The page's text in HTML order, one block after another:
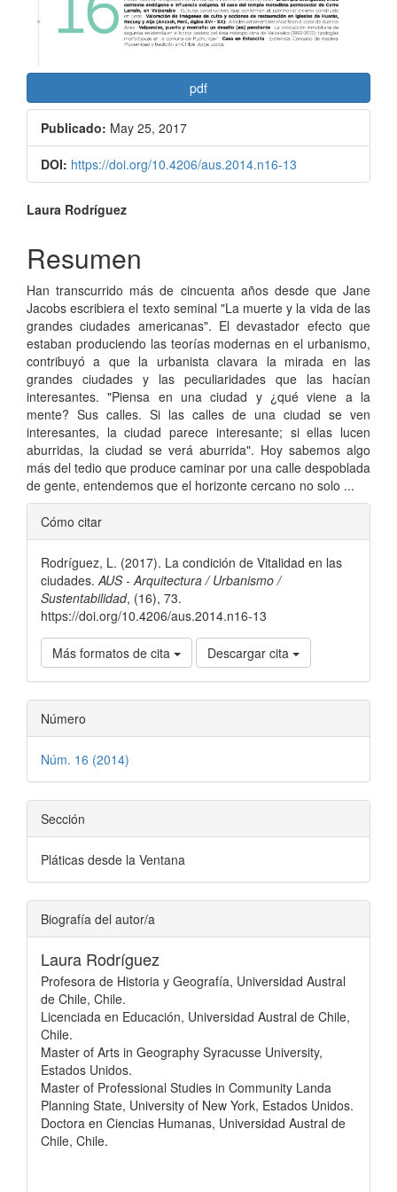
pdf
Publicado: May 25, 2017
DOI: https://doi.org/10.4206/aus.2014.n16-13
Contenido
principal
del
artículo
Laura Rodríguez
Resumen
Han transcurrido más de cincuenta años desde que Jane
Jacobs escribiera el texto seminal "La muerte y la vida de las
grandes ciudades americanas". El devastador efecto que
estaban produciendo las teorías modernas en el urbanismo,
contribuyó a que la urbanista clavara la mirada en las
grandes ciudades y las peculiaridades que las hacían
interesantes. "Piensa en una ciudad y ¿qué viene a la
mente? Sus calles. Si las calles de una ciudad se ven
interesantes, la ciudad parece interesante; si ellas lucen
aburridas, la ciudad se verá aburrida". Hoy sabemos algo
más del tedio que produce caminar por una calle despoblada
de gente, entendemos que el horizonte cercano no solo ...
Detalles
del
artículo
Cómo citar
Rodríguez, L. (2017). La condición de Vitalidad en las
ciudades.AUS - Arquitectura / Urbanismo /
Sustentabilidad, (16), 73.
https://doi.org/10.4206/aus.2014.n16-13
Más formatos de cita Descargar cita
Número
Núm. 16 (2014)
Sección
Pláticas desde la Ventana
Biografía del autor/a
Laura Rodríguez
Profesora de Historia y Geografía, Universidad Austral
de Chile, Chile.
Licenciada en Educación, Universidad Austral de Chile,
Chile.
Master of Arts in Geography Syracusse University,
Estados Unidos.
Master of Professional Studies in Community Landa
Planning State, University of New York, Estados Unidos.
Doctora en Ciencias Humanas, Universidad Austral de
Chile, Chile.